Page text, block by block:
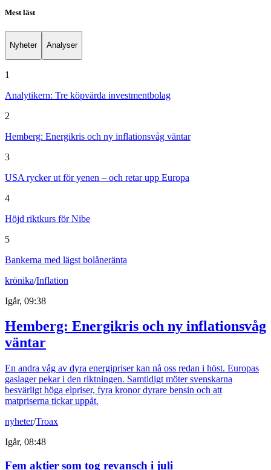
Mest läst
Nyheter Analyser
1
Analytikern: Tre köpvärda investmentbolag
2
Hemberg: Energikris och ny inflationsvåg väntar
3
USA rycker ut för yenen – och retar upp Europa
4
Höjd riktkurs för Nibe
5
Bankerna med lägst bolåneränta
krönika/Inflation
Igår, 09:38
Hemberg: Energikris och ny inflationsvåg
väntar
En andra våg av dyra energipriser kan nå oss redan i höst. Europas
gaslager pekar i den riktningen. Samtidigt möter svenskarna
besvärligt höga elpriser, fyra kronor dyrare bensin och att
matpriserna tickar uppåt.
nyheter/Troax
Igår, 08:48
Fem aktier som tog revansch i juli